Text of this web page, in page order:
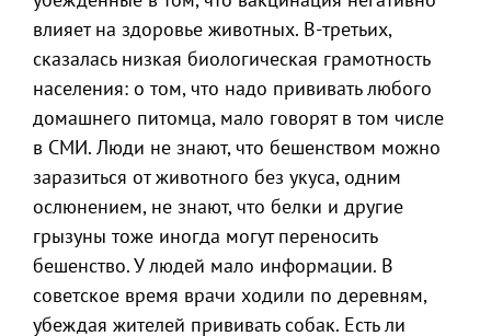
влияет на здоровье животных. В-третьих,
сказалась низкая биологическая грамотность
населения: о том, что надо прививать любого
домашнего питомца, мало говорят в том числе
в СМИ. Люди не знают, что бешенством можно
заразиться от животного без укуса, одним
ослюнением, не знают, что белки и другие
грызуны тоже иногда могут переносить
бешенство. У людей мало информации. В
советское время врачи ходили по деревням,
убеждая жителей прививать собак. Есть ли